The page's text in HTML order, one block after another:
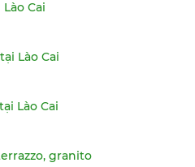
Cai
Lào Cai
Lào Cai
granito